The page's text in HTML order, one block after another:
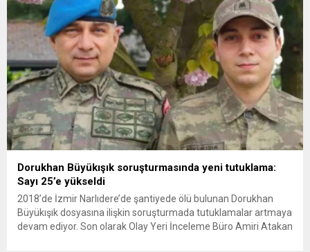
Dorukhan Büyükışık soruşturmasında yeni tutuklama:
Sayı 25’e yükseldi
2018’de İzmir Narlıdere’de şantiyede ölü bulunan Dorukhan
Büyükışık dosyasına ilişkin soruşturmada tutuklamalar artmaya
devam ediyor. Son olarak Olay Yeri İnceleme Büro Amiri Atakan